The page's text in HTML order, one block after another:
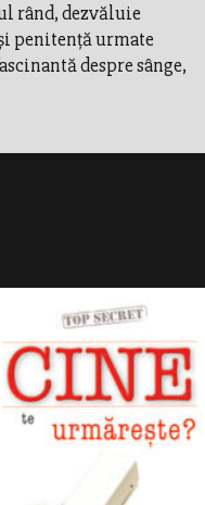
rând, dezvăluie
penitenţă urmate
despre sânge,